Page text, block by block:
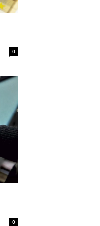
0
0